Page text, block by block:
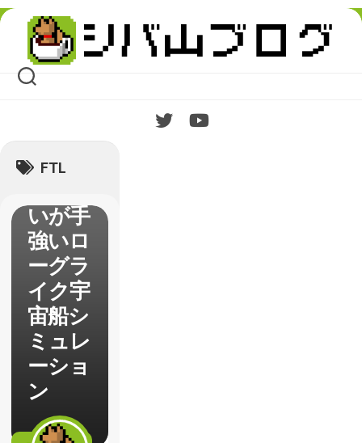
Skip
content
FTL
【FTL:
Faster
Than
】レビ
ュー
いが手
強いロ
ーグラ
イク宇
宙船シ
ミュレ
ーショ
ン